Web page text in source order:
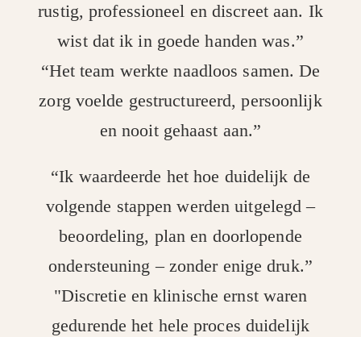
rustig, professioneel en discreet aan. Ik
wist dat ik in goede handen was.”
“Het team werkte naadloos samen. De
zorg voelde gestructureerd, persoonlijk
en nooit gehaast aan.”
“Ik waardeerde het hoe duidelijk de
volgende stappen werden uitgelegd –
beoordeling, plan en doorlopende
ondersteuning – zonder enige druk.”
"Discretie en klinische ernst waren
gedurende het hele proces duidelijk